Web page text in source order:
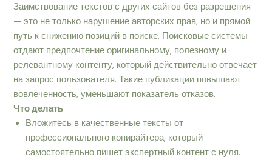
Заимствование текстов с других сайтов без разрешения
— это не только нарушение авторских прав, но и прямой
путь к снижению позиций в поиске. Поисковые системы
отдают предпочтение оригинальному, полезному и
релевантному контенту, который действительно отвечает
на запрос пользователя. Такие публикации повышают
вовлеченность, уменьшают показатель отказов.
Что делать
Вложитесь в качественные тексты от
профессионального копирайтера, который
самостоятельно пишет экспертный контент с нуля.